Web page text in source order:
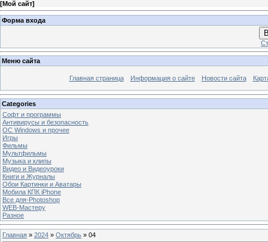
[Мой сайт]
Форма входа
Меню сайта
Главная страница Информация о сайте Новости сайта
Categories
Софт и программы
Антивирусы и безопасность
OC Windows и прочее
Игры
Фильмы
Мультфильмы
Музыка и клипы
Видео и Видеоуроки
Книги и Журналы
Обои Картинки и Аватары
Мобила КПК iPhone
Все для-Photoshop
WEB-Мастеру
Разное
Главная » 2024 » Октябрь » 04